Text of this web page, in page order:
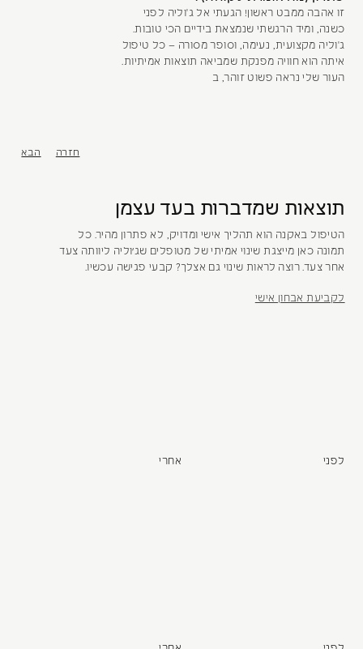
זו אהבה ממבט ראשון! הגעתי אל ג'וליה לפני
כשנה, ומיד הרגשתי שנמצאת בידיים הכי טובות.
ג'וליה מקצועית, נעימה, וסופר מסורה – כל טיפול
איתה הוא חוויה מפנקת שמביאה תוצאות אמיתיות.
העור שלי נראה פשוט זוהר, ב
הבא חזרה
אחרי לפני
תוצאות שמדברות בעד עצמן
הטיפול באקנה הוא תהליך אישי ומדויק, לא פתרון מהיר. כל
תמונה כאן מייצגת שינוי אמיתי של מטופלים שג׳וליה ליוותה צעד
אחר צעד. רוצה לראות שינוי גם אצלך? קבעי פגישה עכשיו.
לקביעת אבחון אישי